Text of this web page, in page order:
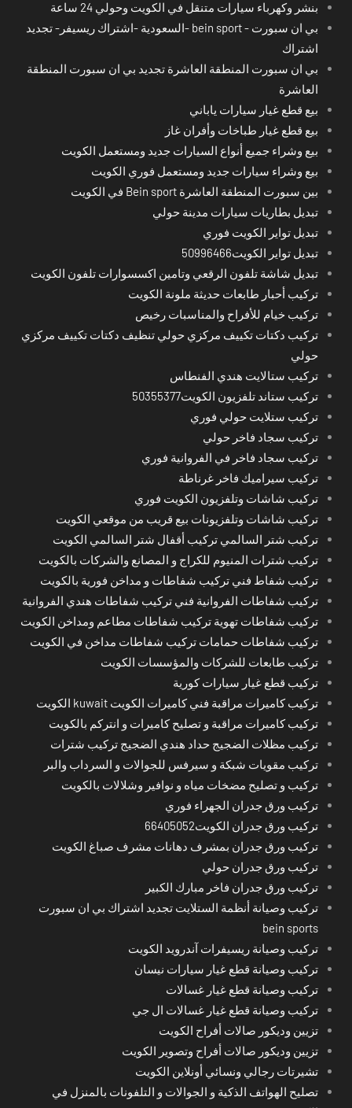
بنشر وكهرباء سيارات متنقل في الكويت وحولي 24 ساعة
بي ان سبورت - bein sport -السعودية -اشتراك ريسيفر- تجديد
اشتراك
بي ان سبورت المنطقة العاشرة تجديد بي ان سبورت المنطقة
العاشرة
بيع قطع غيار سيارات ياباني
بيع قطع غيار طباخات وأفران غاز
بيع وشراء جميع أنواع السيارات جديد ومستعمل الكويت
بيع وشراء سيارات جديد ومستعمل فوري الكويت
بين سبورت المنطقة العاشرة Bein sport في الكويت
تبديل بطاريات سيارات مدينة حولي
تبديل تواير الكويت فوري
تبديل تواير الكويت50996466
تبديل شاشة تلفون الرقعي وتامين اكسسوارات تلفون الكويت
تركيب أحبار طابعات حديثة ملونة الكويت
تركيب خيام للأفراح والمناسبات رخيص
تركيب دكتات تكييف مركزي حولي تنظيف دكتات تكييف مركزي
حولي
تركيب ستالايت هندي الفنطاس
تركيب ستاند تلفزيون الكويت50355377
تركيب ستلايت حولي فوري
تركيب سجاد فاخر حولي
تركيب سجاد فاخر في الفروانية فوري
تركيب سيراميك فاخر غرناطة
تركيب شاشات وتلفزيون الكويت فوري
تركيب شاشات وتلفزيونات بيع قريب من موقعي الكويت
تركيب شتر السالمي تركيب أقفال شتر السالمي الكويت
تركيب شترات المنيوم للكراج و المصانع والشركات بالكويت
تركيب شفاط فني تركيب شفاطات و مداخن فورية بالكويت
تركيب شفاطات الفروانية فني تركيب شفاطات هندي الفروانية
تركيب شفاطات تهوية تركيب شفاطات مطاعم ومداخن الكويت
تركيب شفاطات حمامات تركيب شفاطات مداخن في الكويت
تركيب طابعات للشركات والمؤسسات الكويت
تركيب قطع غيار سيارات كورية
تركيب كاميرات مراقبة فني كاميرات الكويت kuwait الكويت
تركيب كاميرات مراقبة و تصليح كاميرات و انتركم بالكويت
تركيب مظلات الضجيج حداد هندي الضجيج تركيب شترات
تركيب مقويات شبكة و سيرفس للجوالات و السرداب والبر
تركيب و تصليح مضخات مياه و نوافير وشلالات بالكويت
تركيب ورق جدران الجهراء فوري
تركيب ورق جدران الكويت66405052
تركيب ورق جدران بمشرف دهانات مشرف صباغ الكويت
تركيب ورق جدران حولي
تركيب ورق جدران فاخر مبارك الكبير
تركيب وصيانة أنظمة الستلايت تجديد اشتراك بي ان سبورت
bein sports
تركيب وصيانة ريسيفرات آندرويد الكويت
تركيب وصيانة قطع غيار سيارات نيسان
تركيب وصيانة قطع غيار غسالات
تركيب وصيانة قطع غيار غسالات ال جي
تزيين وديكور صالات أفراح الكويت
تزيين وديكور صالات أفراح وتصوير الكويت
تشيرتات رجالي ونسائي أونلاين الكويت
تصليح الهواتف الذكية و الجوالات و التلفونات بالمنزل في